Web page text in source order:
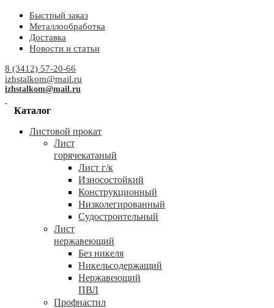
Быстрый заказ
Металлообработка
Доставка
Новости и статьи
8 (3412) 57-20-66
izhstalkom@mail.ru
izhstalkom@mail.ru
Каталог
Листовой прокат
Лист
горячекатаный
Лист г/к
Износостойкий
Конструкционный
Низколегированный
Судостроительный
Лист
нержавеющий
Без никеля
Никельсодержащий
Нержавеющий
ПВЛ
Профнастил